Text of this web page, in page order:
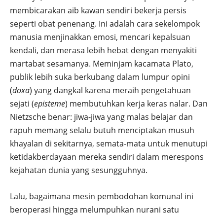
membicarakan aib kawan sendiri bekerja persis
seperti obat penenang. Ini adalah cara sekelompok
manusia menjinakkan emosi, mencari kepalsuan
kendali, dan merasa lebih hebat dengan menyakiti
martabat sesamanya. Meminjam kacamata Plato,
publik lebih suka berkubang dalam lumpur opini
(doxa) yang dangkal karena meraih pengetahuan
sejati (episteme) membutuhkan kerja keras nalar. Dan
Nietzsche benar: jiwa-jiwa yang malas belajar dan
rapuh memang selalu butuh menciptakan musuh
khayalan di sekitarnya, semata-mata untuk menutupi
ketidakberdayaan mereka sendiri dalam merespons
kejahatan dunia yang sesungguhnya.
Lalu, bagaimana mesin pembodohan komunal ini
beroperasi hingga melumpuhkan nurani satu